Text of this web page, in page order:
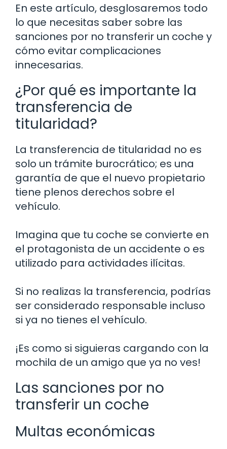
En este artículo, desglosaremos todo
lo que necesitas saber sobre las
sanciones por no transferir un coche y
cómo evitar complicaciones
innecesarias.
¿Por qué es importante la
transferencia de
titularidad?
La transferencia de titularidad no es
solo un trámite burocrático; es una
garantía de que el nuevo propietario
tiene plenos derechos sobre el
vehículo.
Imagina que tu coche se convierte en
el protagonista de un accidente o es
utilizado para actividades ilícitas.
Si no realizas la transferencia, podrías
ser considerado responsable incluso
si ya no tienes el vehículo.
¡Es como si siguieras cargando con la
mochila de un amigo que ya no ves!
Las sanciones por no
transferir un coche
Multas económicas